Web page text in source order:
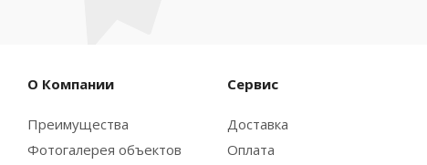
О Компании
Преимущества
Фотогалерея объектов
Сервис
Доставка
Оплата